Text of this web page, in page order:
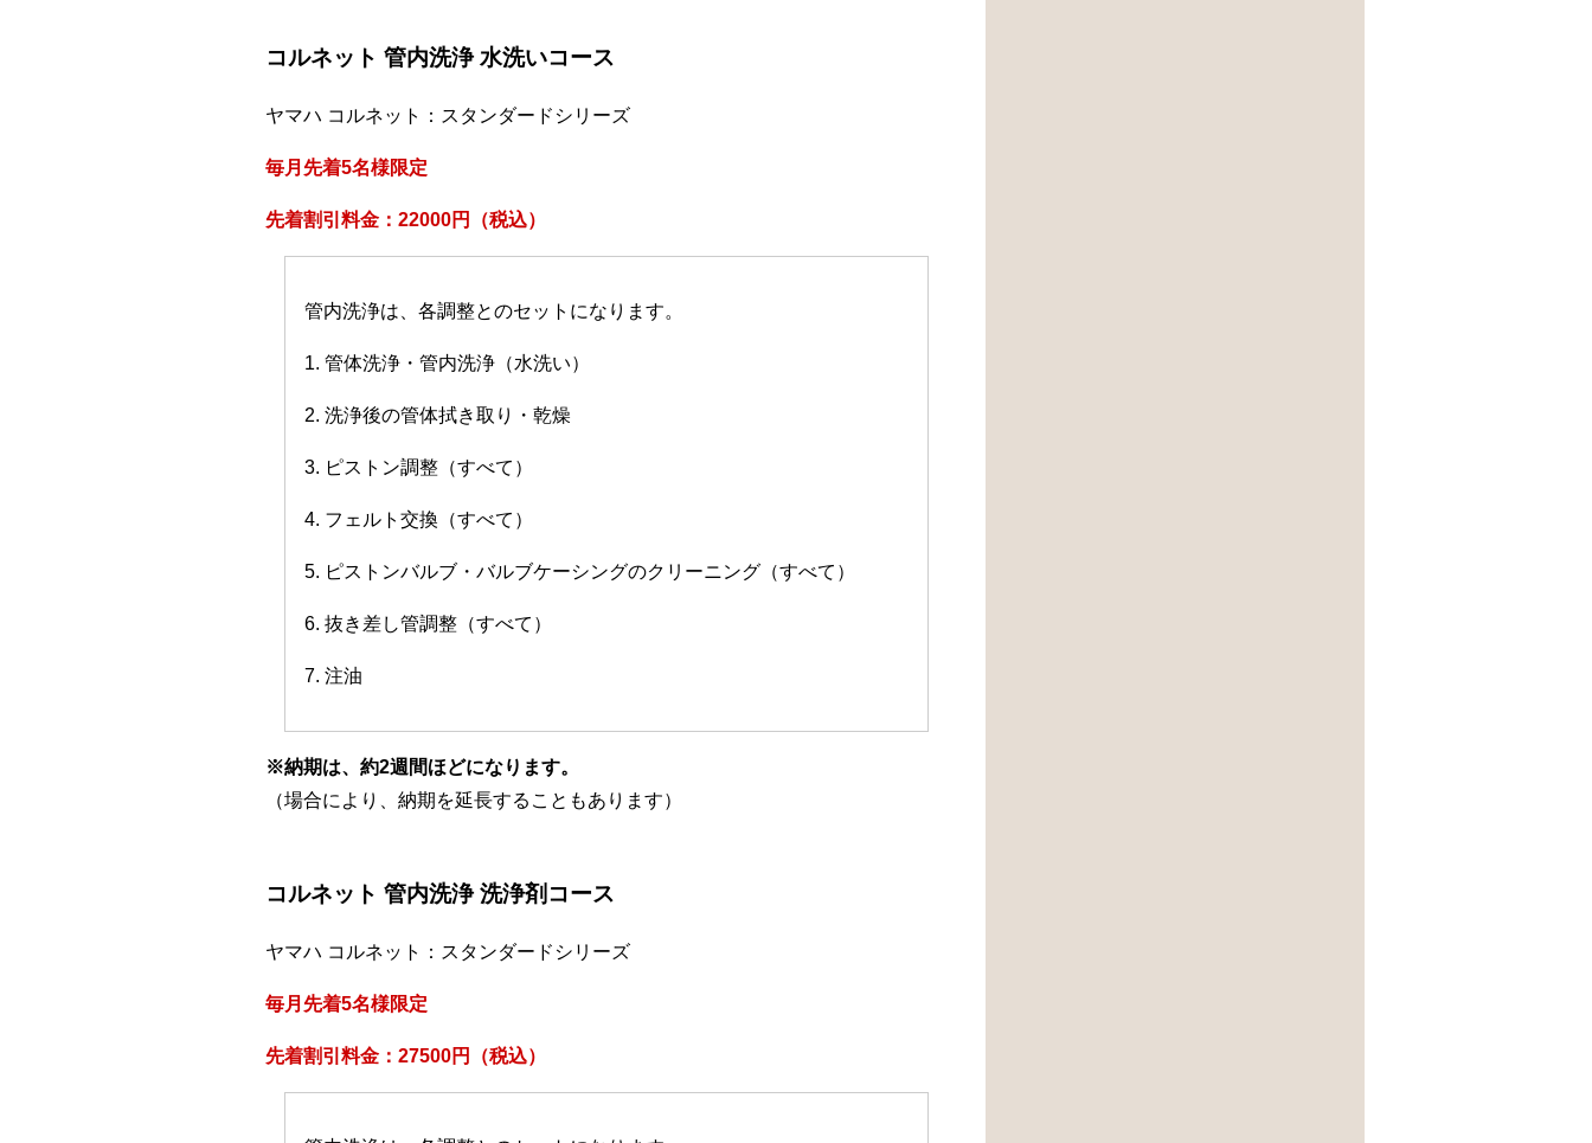
コルネット 管内洗浄 水洗いコース
ヤマハ コルネット：スタンダードシリーズ
毎月先着5名様限定
先着割引料金：22000円（税込）
管内洗浄は、各調整とのセットになります。
1. 管体洗浄・管内洗浄（水洗い）
2. 洗浄後の管体拭き取り・乾燥
3. ピストン調整（すべて）
4. フェルト交換（すべて）
5. ピストンバルブ・バルブケーシングのクリーニング（すべて）
6. 抜き差し管調整（すべて）
7. 注油
※納期は、約2週間ほどになります。
（場合により、納期を延長することもあります）
コルネット 管内洗浄 洗浄剤コース
ヤマハ コルネット：スタンダードシリーズ
毎月先着5名様限定
先着割引料金：27500円（税込）